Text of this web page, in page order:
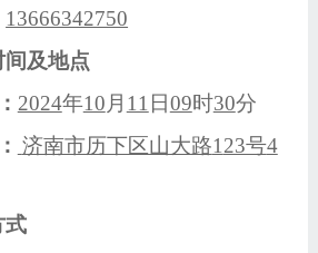
13666342750
及地点
2024年10 月 11 日09时30分
济南市历下区山大路1 23号4
式